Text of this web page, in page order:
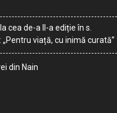
cea de-a II-a ediție în s.
„Pentru viață, cu inimă curată”
din Nain